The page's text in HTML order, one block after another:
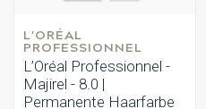
L'ORÉAL
PROFESSIONNEL
L’Oréal Professionnel -
Majirel - 8.0 |
Permanente Haarfarbe